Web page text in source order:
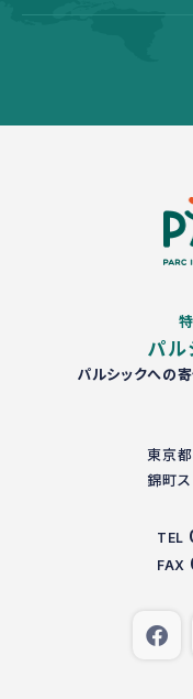
パル
パルシックへの
東京
錦町
TEL
FAX